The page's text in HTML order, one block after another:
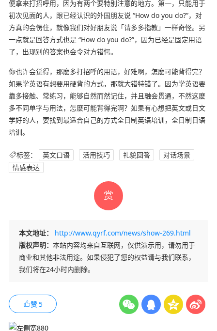
便拿来打招呼用，因为有两个要特别注意的地方。第一，只能用于
初次见面的人，跟已经认识的外国朋友说 “How do you do?”，对
方真的会愣住，就像我们对好朋友说「请多多指教」一样奇怪。另
一点就是回答方式也是 “How do you do?”，因为已经是固定用语
了，出现别的答案也会令对方错愕。
你也许会觉得，那麽多打招呼的用语，好难啊，怎麽可能背得完？
如果学英语有想要用硬背的方式，那就大错特错了。因为学英语要
靠多接触、常练习，能够自然而然记住，并且融会贯通，不然这麽
多不同单字与用法，怎麽可能背得完啊？如果有心想把英文或日文
学好的人，要找到最适合自己的方式全日制英语培训，全日制日语
培训。
标签： 英文口语 活用技巧 礼貌回答
对话场景
情感表达
赏
本文地址：
http://www.qyrf.com/news/show-269.html
版权声明： 本站内容均来自互联网，仅供演示用，请勿用于
商业和其他非法用途。如果侵犯了您的权益请与我们联系，
我们将在24小时内删除。
赞5